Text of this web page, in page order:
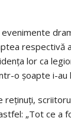
respectivă
lor ca
o şoapte i-au
reţinuţi,
„Tot ce a